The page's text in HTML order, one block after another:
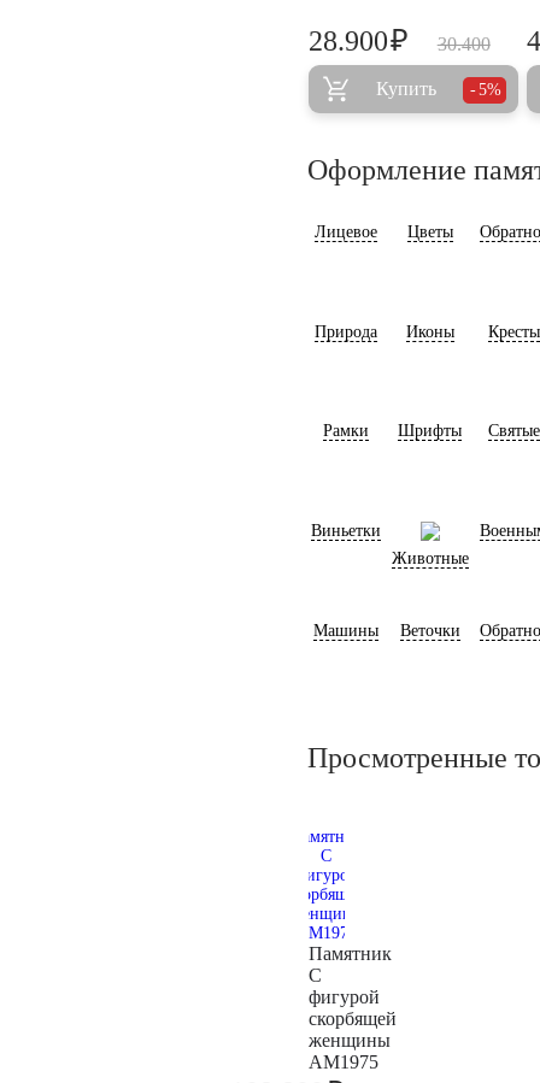
30.400
28.900₽
Купить 5%
Оформление
Лицевое Цветы
Природа Иконы Кресты
Рамки Шрифты Святые
Виньетки
Животные
Машины Веточки
Просмотренные
Памятник
С
фигурой
скорбящей
женщины
AM1975